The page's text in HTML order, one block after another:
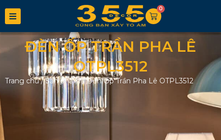
0
ĐÈN ỐP TRẦN PHA LÊ
OTPL3512
Trang chủ/Sản phẩm/Đèn Ốp Trần Pha Lê OTPL3512